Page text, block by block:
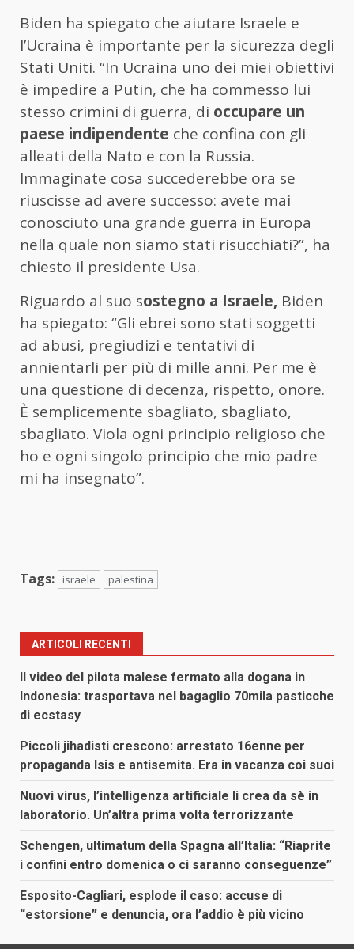
Biden ha spiegato che aiutare Israele e
l’Ucraina è importante per la sicurezza degli
Stati Uniti. “In Ucraina uno dei miei obiettivi
è impedire a Putin, che ha commesso lui
stesso crimini di guerra, di occupare un
paese indipendente che confina con gli
alleati della Nato e con la Russia.
Immaginate cosa succederebbe ora se
riuscisse ad avere successo: avete mai
conosciuto una grande guerra in Europa
nella quale non siamo stati risucchiati?”, ha
chiesto il presidente Usa.
Riguardo al suo sostegno a Israele, Biden
ha spiegato: “Gli ebrei sono stati soggetti
ad abusi, pregiudizi e tentativi di
annientarli per più di mille anni. Per me è
una questione di decenza, rispetto, onore.
È semplicemente sbagliato, sbagliato,
sbagliato. Viola ogni principio religioso che
ho e ogni singolo principio che mio padre
mi ha insegnato”.
Tags: israele palestina
ARTICOLI RECENTI
Il video del pilota malese fermato alla dogana in
Indonesia: trasportava nel bagaglio 70mila pasticche
di ecstasy
Piccoli jihadisti crescono: arrestato 16enne per
propaganda Isis e antisemita. Era in vacanza coi suoi
Nuovi virus, l’intelligenza artificiale li crea da sè in
laboratorio. Un’altra prima volta terrorizzante
Schengen, ultimatum della Spagna all’Italia: “Riaprite
i confini entro domenica o ci saranno conseguenze”
Esposito-Cagliari, esplode il caso: accuse di
“estorsione” e denuncia, ora l’addio è più vicino